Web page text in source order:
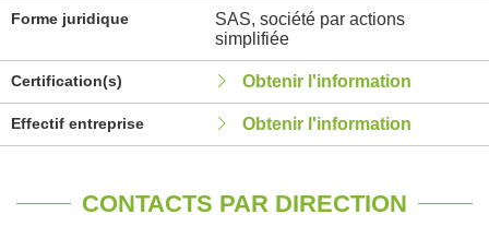
Forme juridique
SAS, société par actions
simplifiée
Certification(s) Obtenir l'information
Effectif entreprise Obtenir l'information
CONTACTS PAR DIRECTION